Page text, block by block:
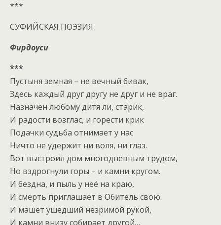
***
СУФИЙСКАЯ ПОЭЗИЯ
Фирдоуси
***
Пустыня земная – не вечный бивак,
Здесь каждый друг другу не друг и не враг.
Назначен любому дитя ли, старик,
И радости возглас, и горести крик
Подачки судьба отнимает у нас
Ничто не удержит ни воля, ни глаз.
Вот выстроил дом многодневным трудом,
Но вздрогнули горы – и камни кругом.
И бездна, и пыль у неё на краю,
И смерть приглашает в Обитель свою.
И машет ушедший незримой рукой,
И камни внизу собирает другой…